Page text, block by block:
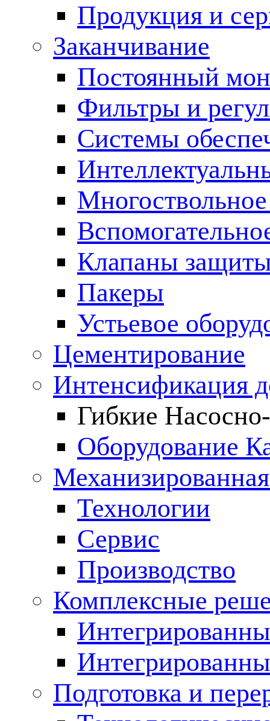
Продукция и
Заканчивание
Постоянный
Фильтры и
Cистемы
Клапаны
Пакеры
Устьевое
Цементирование
Интенсификация
Гибкие
Оборудование
Технологии
Сервис
Производство
Комплексные
Подготовка и